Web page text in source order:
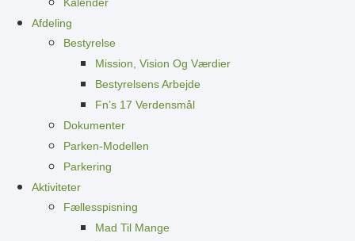
Afdeling
Bestyrelse
Mission, Vision Og Værdier
Bestyrelsens Arbejde
Fn’s 17 Verdensmål
Dokumenter
Parken-Modellen
Parkering
Aktiviteter
Fællesspisning
Mad Til Mange